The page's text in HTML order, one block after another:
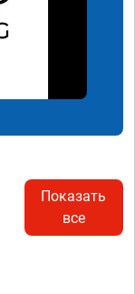
Показать
все